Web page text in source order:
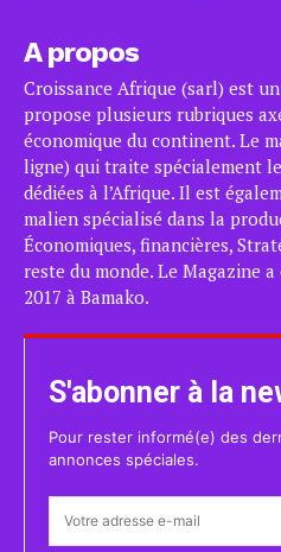
A propos
Croissance Afrique (sarl) est
propose plusieurs rubriques
économique du continent. Le
ligne) qui traite spécialement
dédiées à l’Afrique. Il est
malien spécialisé dans la
Économiques, financières,
reste du monde. Le Magazine
2017 à Bamako.
S'abonner à la
Pour rester informé(e) des
annonces spéciales.